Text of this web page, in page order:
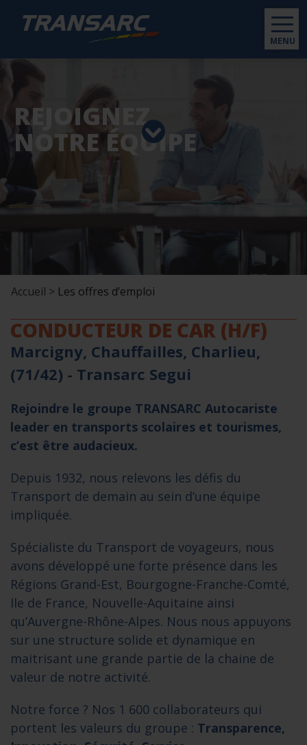
MENU
REJOIGNEZ
NOTRE ÉQUIPE
Accueil > Les offres d’emploi
CONDUCTEUR DE CAR (H/F)
Marcigny, Chauffailles, Charlieu,
(71/42) - Transarc Segui
Rejoindre le groupe TRANSARC Autocariste
leader en transports scolaires et tourismes,
c’est être audacieux.
Depuis 1932, nous relevons les défis du
Transport de demain au sein d’une équipe
impliquée.
Spécialiste du Transport de voyageurs, nous
avons développé une forte présence dans les
Régions Grand-Est, Bourgogne-Franche-Comté,
Ile de France, Nouvelle-Aquitaine ainsi
qu’Auvergne-Rhône-Alpes. Nous nous appuyons
sur une structure solide et dynamique en
maitrisant une grande partie de la chaine de
valeur de notre activité.
Notre force ? Nos 1 600 collaborateurs qui
portent les valeurs du groupe : Transparence,